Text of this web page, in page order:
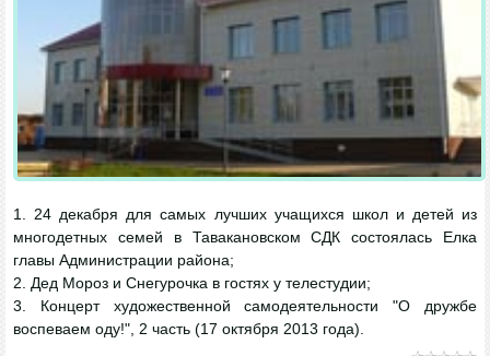
1. 24 декабря для самых лучших учащихся школ и детей из
многодетных семей в Тавакановском СДК состоялась Елка
главы Администрации района;
2. Дед Мороз и Снегурочка в гостях у телестудии;
3. Концерт художественной самодеятельности "О дружбе
воспеваем оду!", 2 часть (17 октября 2013 года).